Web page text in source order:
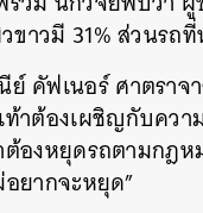
าวมี 31% ส่วนรถ
ย์ คัฟเนอร์ ศาตราจ
ท้าต้องเผชิญกับคว
ต้องหยุดรถตามกฎ
อยากจะหยุด”